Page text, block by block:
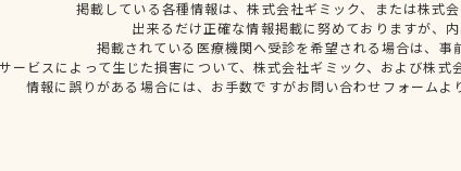
掲載している各種情報は、株式会社ギミック、または株式
出来るだけ正確な情報掲載に努めておりますが、
掲載されている医療機関へ受診を希望される場合は、
ービスによって生じた損害について、株式会社ギミック、および株
情報に誤りがある場合には、お手数ですがお問い合わせフォーム